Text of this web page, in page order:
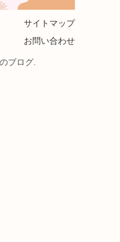
サイトマップ
お問い合わせ
ブログ.